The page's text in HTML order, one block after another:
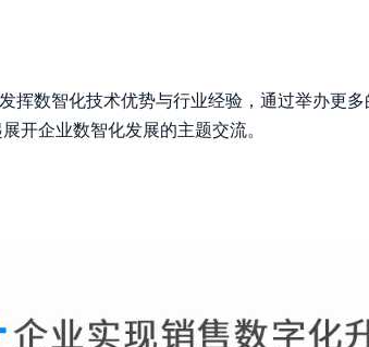
挥数智化技术优势与行业经验，通过举办更
开企业数智化发展的主题交流。